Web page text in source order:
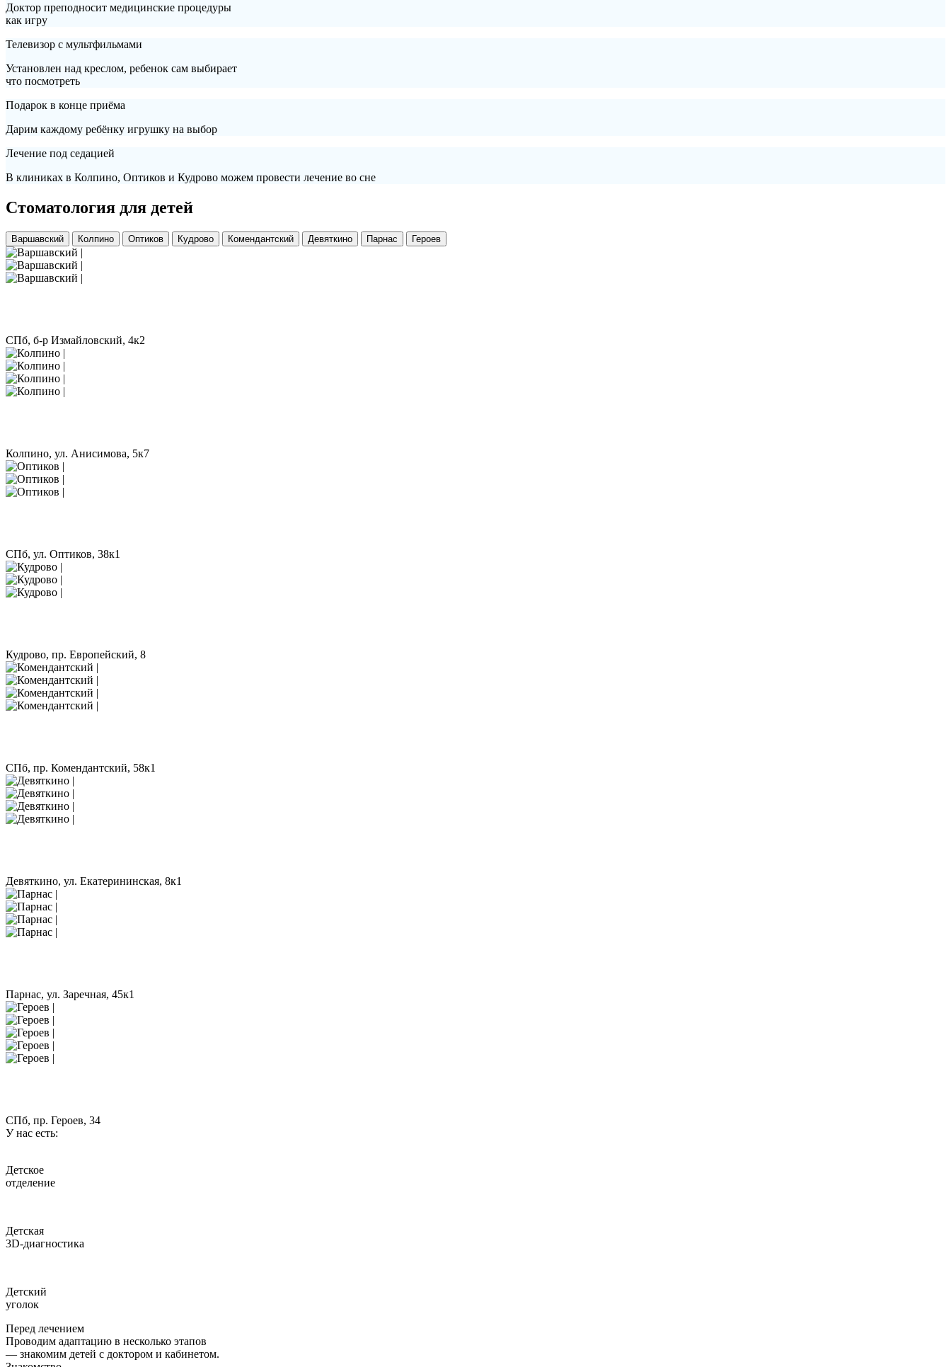
Доктор преподносит медицинские процедуры
как игру
Телевизор с мультфильмами
Установлен над креслом, ребенок сам выбирает
что посмотреть
Подарок в конце приёма
Дарим каждому ребёнку игрушку на выбор
Лечение под седацией
В клиниках в Колпино, Оптиков и Кудрово можем провести лечение во сне
Стоматология для детей
Варшавский Колпино Оптиков Кудрово Комендантский Девяткино Парнас Героев
СПб, б-р Измайловский, 4к2
Колпино, ул. Анисимова, 5к7
СПб, ул. Оптиков, 38к1
Кудрово, пр. Европейский, 8
СПб, пр. Комендантский, 58к1
Девяткино, ул. Екатерининская, 8к1
Парнас, ул. Заречная, 45к1
СПб, пр. Героев, 34
У нас есть:
Детское
отделение
Детская
3D-диагностика
Детский
уголок
Перед лечением
Проводим адаптацию в несколько этапов
— знакомим детей с доктором и кабинетом.